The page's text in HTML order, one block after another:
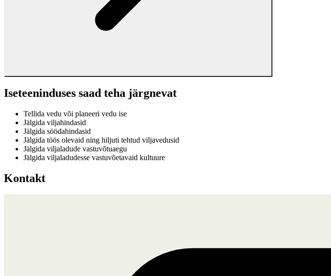
Iseteeninduses saad teha järgnevat
Tellida vedu või planeeri vedu ise
Jälgida viljahindasid
Jälgida söödahindasid
Jälgida töös olevaid ning hiljuti tehtud viljavedusid
Jälgida viljaladude vastuvõtuaegu
Jälgida viljaladudesse vastuvõetavaid kultuure
Kontakt